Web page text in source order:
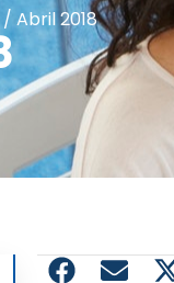
/ Abril 2018